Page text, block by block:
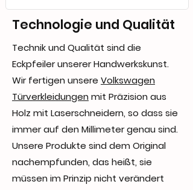
Technologie und Qualität
Technik und Qualität sind die
Eckpfeiler unserer Handwerkskunst.
Wir fertigen unsere Volkswagen
Türverkleidungen mit Präzision aus
Holz mit Laserschneidern, so dass sie
immer auf den Millimeter genau sind.
Unsere Produkte sind dem Original
nachempfunden, das heißt, sie
müssen im Prinzip nicht verändert